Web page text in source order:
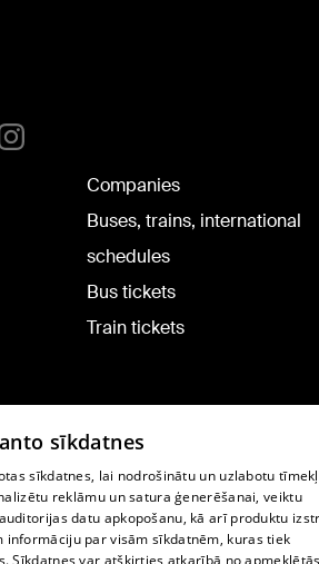
Companies
Buses, trains, international
schedules
Bus tickets
Train tickets
sīkdatnes
sīkdatnes, lai nodrošinātu un uzlabotu
reklāmu un satura ģenerēšanai, veiktu
datu apkopošanu, kā arī produktu
informāciju par visām sīkdatnēm, kuras tiek
Sīkdatnes var atšķirties atkarībā no